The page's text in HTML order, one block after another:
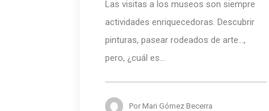
Las visitas a los museos son siempre
actividades enriquecedoras. Descubrir
pinturas, pasear rodeados de arte...,
pero, ¿cuál es...
Por Mari Gómez Becerra